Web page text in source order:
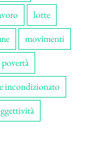
lotte
movimenti
povertà
incondizionato